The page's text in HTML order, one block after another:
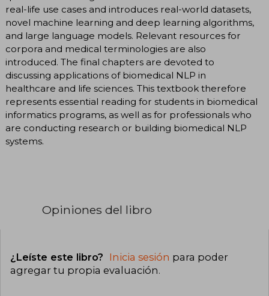
real-life use cases and introduces real-world datasets,
novel machine learning and deep learning algorithms,
and large language models. Relevant resources for
corpora and medical terminologies are also
introduced. The final chapters are devoted to
discussing applications of biomedical NLP in
healthcare and life sciences. This textbook therefore
represents essential reading for students in biomedical
informatics programs, as well as for professionals who
are conducting research or building biomedical NLP
systems.
Opiniones del libro
¿Leíste este libro? Inicia sesión para poder
agregar tu propia evaluación.